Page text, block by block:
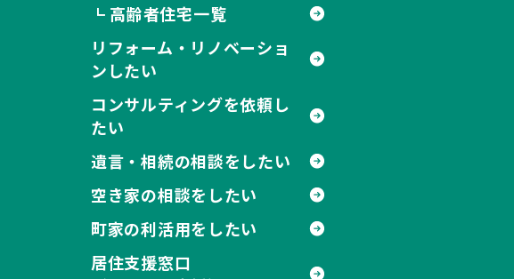
┗ 高齢者住宅一覧
リフォーム・リノベーショ
ンしたい
コンサルティングを依頼し
たい
遺言・相続の相談をしたい
空き家の相談をしたい
町家の利活用をしたい
居住支援窓口